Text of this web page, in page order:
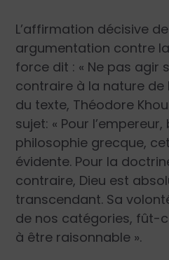
L’affirmation décisive
argumentation contre
force dit : « Ne pas agir
contraire à la nature de
du texte, Théodore
sujet: « Pour
philosophie grecque,
évidente. Pour la
contraire, Dieu est
transcendant. Sa
de nos catégories, fût-
à être raisonnable ».